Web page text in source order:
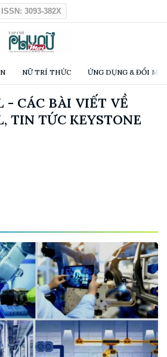
ISSN: 3093-382X
NỮ TRÍ THỨC ỨNG DỤNG & ĐỔI
- CÁC BÀI VIẾT VỀ
TIN TỨC KEYSTONE